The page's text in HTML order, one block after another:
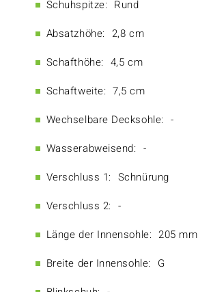
Schuhspitze: Rund
Absatzhöhe: 2,8 cm
Schafthöhe: 4,5 cm
Schaftweite: 7,5 cm
Wechselbare Decksohle: -
Wasserabweisend: -
Verschluss 1: Schnürung
Verschluss 2: -
Länge der Innensohle: 205 mm
Breite der Innensohle: G